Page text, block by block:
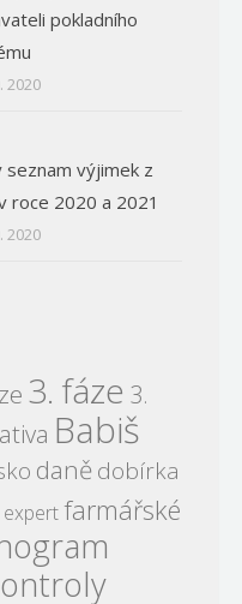
pokladního
2020
seznam výjimek z
roce 2020 a 2021
2020
3. fáze 3.
Babiš
danědobírka
expertfarmářské